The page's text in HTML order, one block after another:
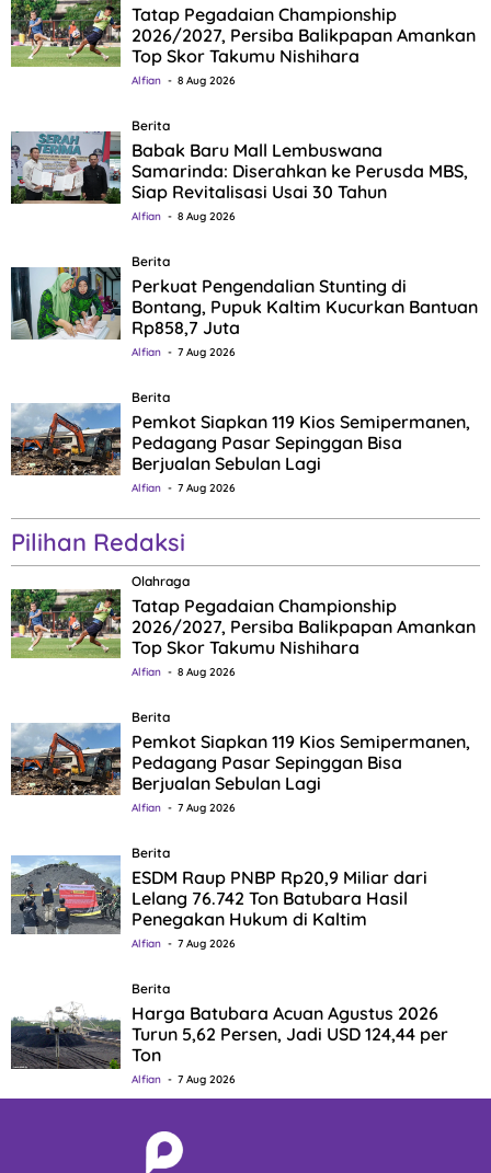
Tatap Pegadaian Championship
2026/2027, Persiba Balikpapan Amankan
Top Skor Takumu Nishihara
Alfian 8 Aug 2026
Berita
Babak Baru Mall Lembuswana
Samarinda: Diserahkan ke Perusda MBS,
Siap Revitalisasi Usai 30 Tahun
Alfian 8 Aug 2026
Berita
Perkuat Pengendalian Stunting di
Bontang, Pupuk Kaltim Kucurkan Bantuan
Rp858,7 Juta
Alfian 7 Aug 2026
Berita
Pemkot Siapkan 119 Kios Semipermanen,
Pedagang Pasar Sepinggan Bisa
Berjualan Sebulan Lagi
Alfian 7 Aug 2026
Pilihan Redaksi
Olahraga
Tatap Pegadaian Championship
2026/2027, Persiba Balikpapan Amankan
Top Skor Takumu Nishihara
Alfian 8 Aug 2026
Berita
Pemkot Siapkan 119 Kios Semipermanen,
Pedagang Pasar Sepinggan Bisa
Berjualan Sebulan Lagi
Alfian 7 Aug 2026
Berita
ESDM Raup PNBP Rp20,9 Miliar dari
Lelang 76.742 Ton Batubara Hasil
Penegakan Hukum di Kaltim
Alfian 7 Aug 2026
Berita
Harga Batubara Acuan Agustus 2026
Turun 5,62 Persen, Jadi USD 124,44 per
Ton
Alfian 7 Aug 2026